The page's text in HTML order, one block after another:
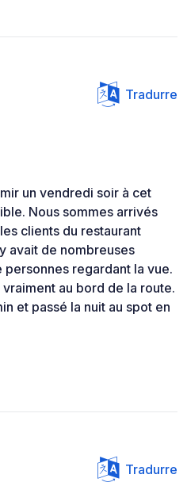
Tradurre
un vendredi soir à cet
Nous sommes arrivés
clients du restaurant
avait de nombreuses
regardant la vue.
au bord de la route.
et passé la nuit au spot en
Tradurre